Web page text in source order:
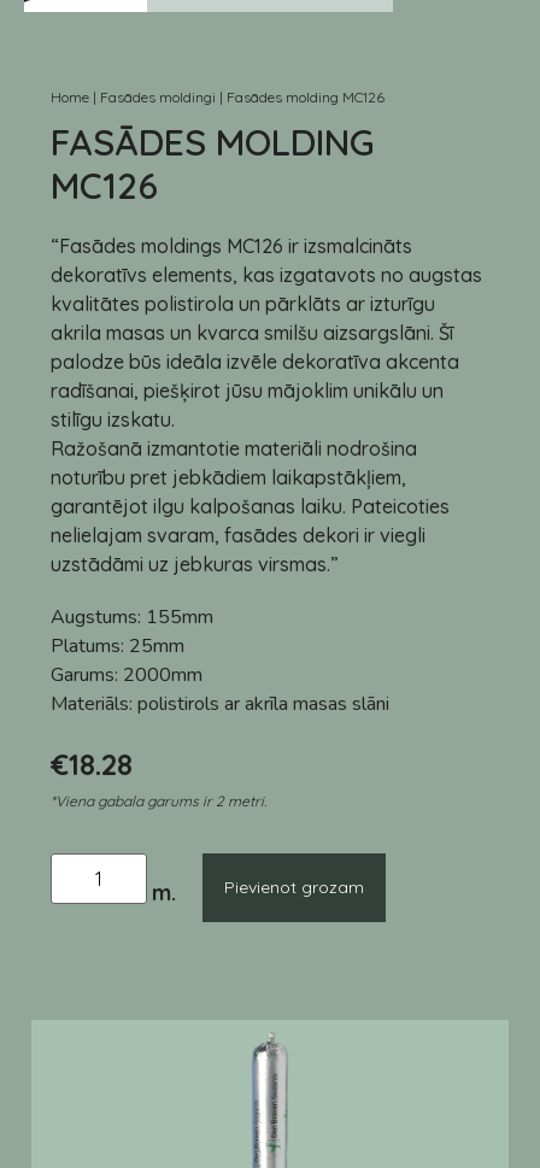
Home | Fasādes moldingi | Fasādes molding MC126
FASĀDES MOLDING
MC126
“Fasādes moldings MC126 ir izsmalcināts
dekoratīvs elements, kas izgatavots no augstas
kvalitātes polistirola un pārklāts ar izturīgu
akrila masas un kvarca smilšu aizsargslāni. Šī
palodze būs ideāla izvēle dekoratīva akcenta
radīšanai, piešķirot jūsu mājoklim unikālu un
stilīgu izskatu.
Ražošanā izmantotie materiāli nodrošina
noturību pret jebkādiem laikapstākļiem,
garantējot ilgu kalpošanas laiku. Pateicoties
nelielajam svaram, fasādes dekori ir viegli
uzstādāmi uz jebkuras virsmas.”
Augstums: 155mm
Platums: 25mm
Garums: 2000mm
Materiāls: polistirols ar akrīla masas slāni
€18.28
*Viena gabala garums ir 2 metri.
Pievienot grozam